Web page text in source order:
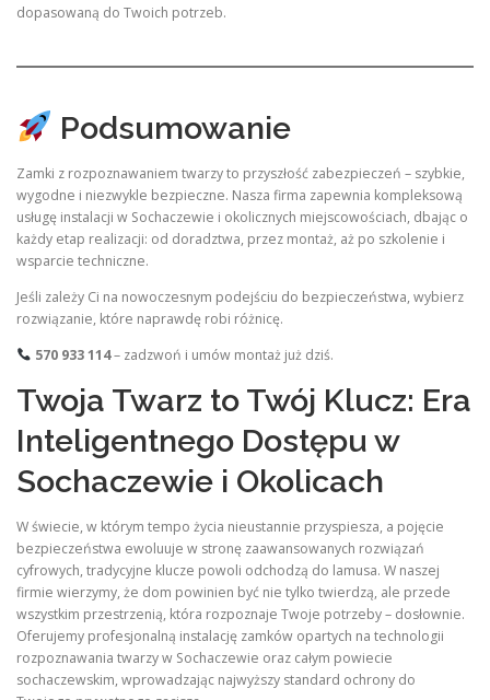
dopasowaną do Twoich potrzeb.
Podsumowanie
Zamki z rozpoznawaniem twarzy to przyszłość zabezpieczeń – szybkie,
wygodne i niezwykle bezpieczne. Nasza firma zapewnia kompleksową
usługę instalacji w Sochaczewie i okolicznych miejscowościach, dbając o
każdy etap realizacji: od doradztwa, przez montaż, aż po szkolenie i
wsparcie techniczne.
Jeśli zależy Ci na nowoczesnym podejściu do bezpieczeństwa, wybierz
rozwiązanie, które naprawdę robi różnicę.
570 933 114– zadzwoń i umów montaż już dziś.
Twoja Twarz to Twój Klucz: Era
Inteligentnego Dostępu w
Sochaczewie i Okolicach
W świecie, w którym tempo życia nieustannie przyspiesza, a pojęcie
bezpieczeństwa ewoluuje w stronę zaawansowanych rozwiązań
cyfrowych, tradycyjne klucze powoli odchodzą do lamusa. W naszej
firmie wierzymy, że dom powinien być nie tylko twierdzą, ale przede
wszystkim przestrzenią, która rozpoznaje Twoje potrzeby – dosłownie.
Oferujemy profesjonalną instalację zamków opartych na technologii
rozpoznawania twarzy w Sochaczewie oraz całym powiecie
sochaczewskim, wprowadzając najwyższy standard ochrony do